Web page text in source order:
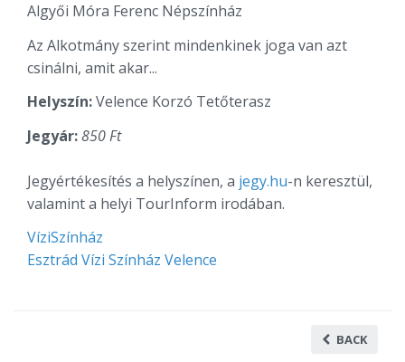
Algyői Móra Ferenc Népszínház
Az Alkotmány szerint mindenkinek joga van azt
csinálni, amit akar...
Helyszín:Velence Korzó Tetőterasz
Jegyár:850 Ft
Jegyértékesítés a helyszínen, a jegy.hu-n keresztül,
valamint a helyi TourInform irodában.
VíziSzínház
Esztrád Vízi Színház Velence
BACK